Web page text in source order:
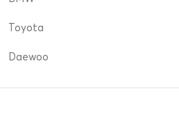
Toyota
Daewoo